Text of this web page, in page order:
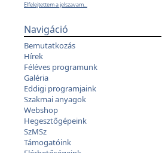
Elfelejtettem a jelszavam...
Navigáció
Bemutatkozás
Hírek
Féléves programunk
Galéria
Eddigi programjaink
Szakmai anyagok
Webshop
Hegesztőgépeink
SzMSz
Támogatóink